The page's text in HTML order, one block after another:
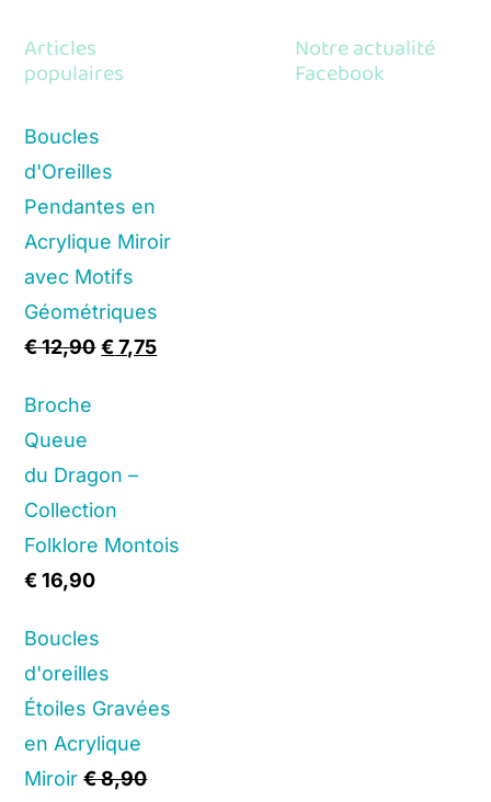
Articles
populaires
Boucles
d'Oreilles
Pendantes en
Acrylique Miroir
avec Motifs
Géométriques
€12,90 Original
€7,75Current
Broche
Queue
du Dragon –
Collection
Folklore Montois
€16,90
Boucles
d'oreilles
Étoiles Gravées
en Acrylique
Miroir €8,90
Notre actualité
Facebook